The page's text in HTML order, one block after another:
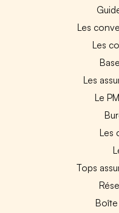
Les
Les
Les
Le
Les
Tops